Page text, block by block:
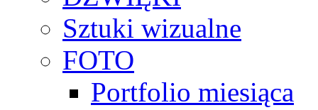
Sztuki wizualne
FOTO
Portfolio miesiąca